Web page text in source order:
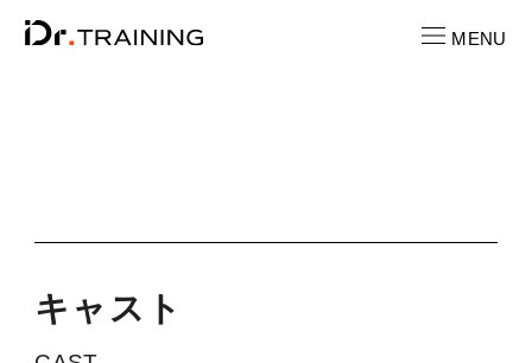
キ ャ ス ト
MENU